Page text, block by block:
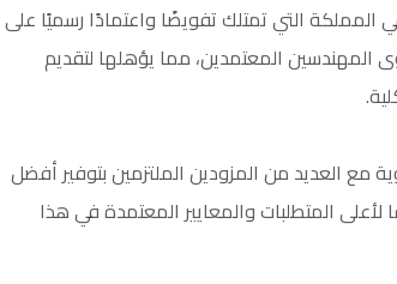
التي تمتلك تفويضًا واعتمادًا رسميًا على
المعتمدين، مما يؤهلها لتقديم
مع العديد من المزودين الملتزمين بتوفير أفضل
لأعلى المتطلبات والمعايير المعتمدة في هذا